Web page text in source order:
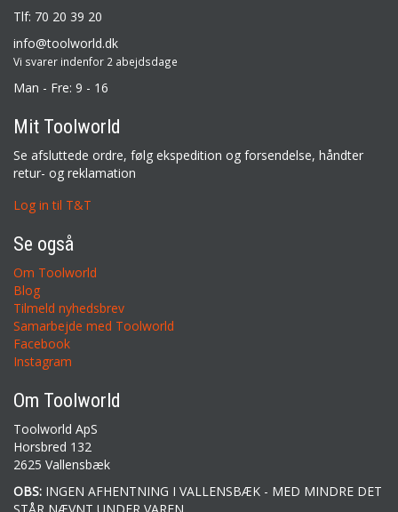
Tlf: 70 20 39 20
info@toolworld.dk
Vi svarer indenfor 2 abejdsdage
Man - Fre: 9 - 16
Mit Toolworld
Se afsluttede ordre, følg ekspedition og forsendelse, håndter
retur- og reklamation
Log in til T&T
Se også
Om Toolworld
Blog
Tilmeld nyhedsbrev
Samarbejde med Toolworld
Facebook
Instagram
Om Toolworld
Toolworld ApS
Horsbred 132
2625 Vallensbæk
OBS: INGEN AFHENTNING I VALLENSBÆK - MED MINDRE DET